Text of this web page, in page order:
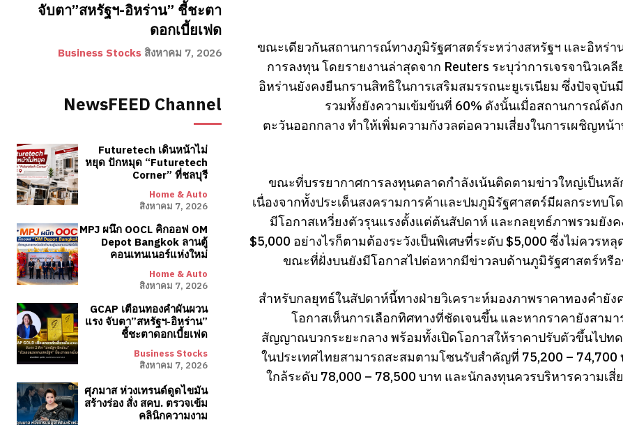
จับตา”สหรัฐฯ-อิหร่าน” ชี้ชะตา
ดอกเบี้ยเฟด
Business Stocks สิงหาคม 7, 2026
NewsFEED Channel
Futuretech เดินหน้าไม่
หยุด ปักหมุด “Futuretech
Corner” ที่ชลบุรี
Home & Auto
สิงหาคม 7, 2026
MPJ ผนึก OOCL คิกออฟ OM
Depot Bangkok ลานตู้
คอนเทนเนอร์แห่งใหม่
Home & Auto
สิงหาคม 7, 2026
GCAP เตือนทองคำผันผวน
แรง จับตา”สหรัฐฯ-อิหร่าน”
ชี้ชะตาดอกเบี้ยเฟด
Business Stocks
สิงหาคม 7, 2026
ศุภมาส ห่วงเทรนด์ดูดไขมัน
สร้างร่อง สั่ง สคบ. ตรวจเข้ม
คลินิกความงาม
ขณะเดียวกันสถานการณ์ทางภูมิรัฐศาสตร์ระหว่างสหรัฐฯ และอิหร่
การลงทุน โดยรายงานล่าสุดจาก Reuters ระบุว่าการเจรจานิวเ
อิหร่านยังคงยืนกรานสิทธิในการเสริมสมรรถนะยูเรเนียม ซึ่งปัจจุบั
รวมทั้งยังความเข้มข้นที่ 60% ดังนั้นเมื่อสถานการณ์ดัง
ตะวันออกกลาง ทำให้เพิ่มความกังวลต่อความเสี่ยงในการเผชิญห
ขณะที่บรรยากาศการลงทุนตลาดกำลังเน้นติดตามข่าวใหญ่เป็นห
เนื่องจากทั้งประเด็นสงครามการค้าและปมภูมิรัฐศาสตร์มีผลกระทบ
มีโอกาสเหวี่ยงตัวรุนแรงตั้งแต่ต้นสัปดาห์ และกลยุทธ์ภาพรวมยัง
$5,000 อย่างไรก็ตามต้องระวังเป็นพิเศษที่ระดับ $5,000 ซึ่งไม่ควรห
ขณะที่ฝั่งบนยังมีโอกาสไปต่อหากมีข่าวลบด้านภูมิรัฐศาสตร์หรื
สำหรับกลยุทธ์ในสัปดาห์นี้ทางฝ่ายวิเคราะห์มองภาพราคาทองคำยั
โอกาสเห็นการเลือกทิศทางที่ชัดเจนขึ้น และหากราคายังสาม
สัญญาณบวกระยะกลาง พร้อมทั้งเปิดโอกาสให้ราคาปรับตัวขึ้นไปท
ในประเทศไทยสามารถสะสมตามโซนรับสำคัญที่ 75,200 –
ใกล้ระดับ 78,000 – 78,500 บาท และนักลงทุนควรบริหารความเ